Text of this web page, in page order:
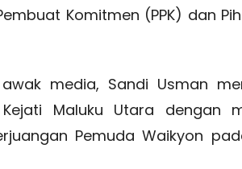
Komitmen (PPK) dan
media, Sandi Usman
Maluku Utara dengan
Pemuda Waikyon